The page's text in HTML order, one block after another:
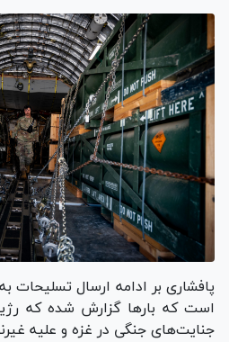
پافشاری بر ادامه ارسال تسلیحات
است که بار‌ها گزارش شده که
جنایت‌های جنگی در غزه و علیه